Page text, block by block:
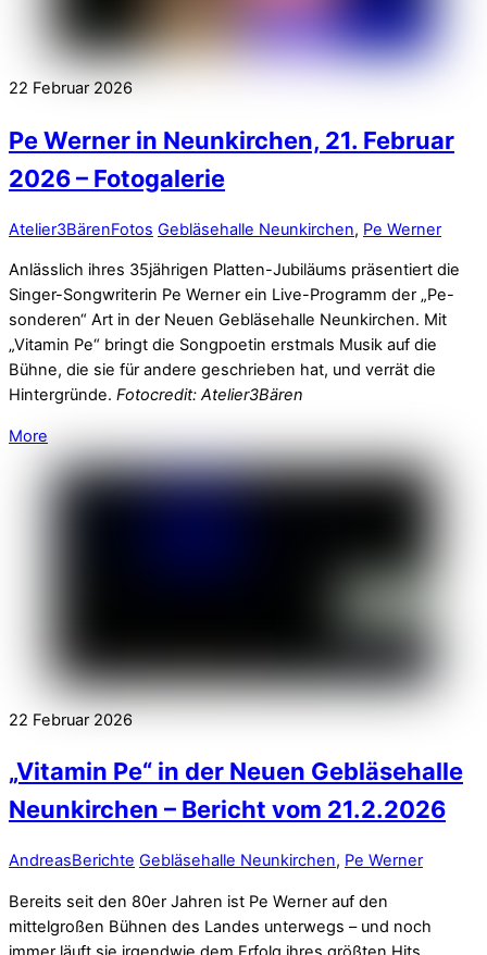
22 Februar 2026
Pe Werner in Neunkirchen, 21. Februar
2026 – Fotogalerie
Atelier3BärenFotos Gebläsehalle Neunkirchen, Pe Werner
Anlässlich ihres 35jährigen Platten-Jubiläums präsentiert die
Singer-Songwriterin Pe Werner ein Live-Programm der „Pe-
sonderen“ Art in der Neuen Gebläsehalle Neunkirchen. Mit
„Vitamin Pe“ bringt die Songpoetin erstmals Musik auf die
Bühne, die sie für andere geschrieben hat, und verrät die
Hintergründe. Fotocredit: Atelier3Bären
More
22 Februar 2026
„Vitamin Pe“ in der Neuen Gebläsehalle
Neunkirchen – Bericht vom 21.2.2026
AndreasBerichte Gebläsehalle Neunkirchen, Pe Werner
Bereits seit den 80er Jahren ist Pe Werner auf den
mittelgroßen Bühnen des Landes unterwegs – und noch